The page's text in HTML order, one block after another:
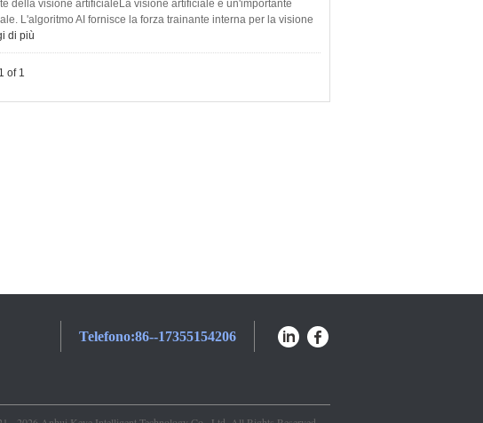
della visione artificialeLa visione artificiale è un'importante
L'algoritmo AI fornisce la forza trainante interna per la visione
di più
of 1
Telefono:86--17355154206